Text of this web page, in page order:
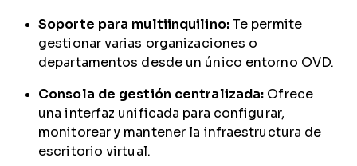
Soporte para multiinquilino:Te permite
gestionar varias organizaciones o
departamentos desde un único entorno OVD.
Consola de gestión centralizada: Ofrece
una interfaz unificada para configurar,
monitorear y mantener la infraestructura de
escritorio virtual.